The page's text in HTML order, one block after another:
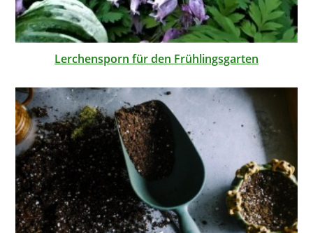
Lerchensporn für den Frühlingsgarten